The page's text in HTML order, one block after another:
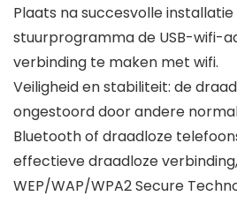
Plaats na succesvolle
stuurprogramma de USB-wifi-
verbinding te maken met wifi.
Veiligheid en stabiliteit: de
ongestoord door andere
Bluetooth of draadloze
effectieve draadloze
WEP/WAP/WPA2 Secure